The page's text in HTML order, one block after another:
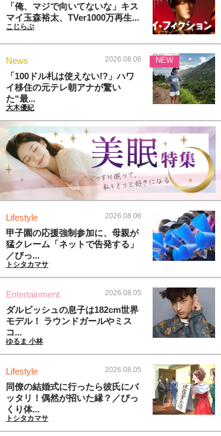
「俺、マジで向いてないな」キス
マイ玉森裕太、TVer1000万再生...
こじらぶ
News 2026.08.06
「100ドル札は使えない!?」ハワ
イ移住の元テレ朝アナが驚い
た“最...
大木優紀
NEW
Lifestyle 2026.08.06
甲子園の応援強制参加に、母親が
猛クレーム「ネットで告発する」
／びっ...
トシタカマサ
Entertainment 2026.08.05
ダルビッシュの息子は182cm世界
モデル！ ラウンドガールやミス
コ...
ゆるま 小林
Lifestyle 2026.08.05
同僚の結婚式に行ったら彼氏にバ
ッタリ！偶然が招いた縁？／びっ
くり体...
トシタカマサ